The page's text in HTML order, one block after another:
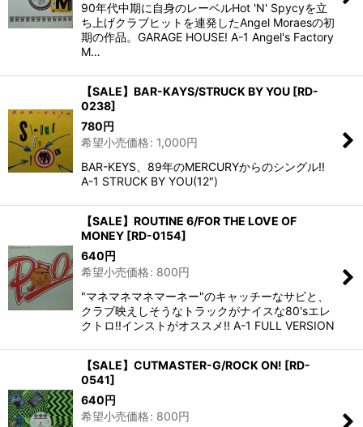
90年代中期に自身のレーベルHot 'N' Spycyを立
ち上げクラブヒットを連発したAngel Moraesの初
期の作品。GARAGE HOUSE! A-1 Angel's Factory
M…
【SALE】BAR-KAYS/STRUCK BY YOU [RD-
0238]
780円
希望小売価格: 1,000円
BAR-KEYS、89年のMERCURYからのシングル!!
A-1 STRUCK BY YOU(12")
【SALE】ROUTINE 6/FOR THE LOVE OF
MONEY [RD-0154]
640円
希望小売価格: 800円
"マネマネマネマーネー"のキャッチーなサビと、
クラブ映えしそうなトラックがナイスな80'sエレ
クトロ!!インストがオススメ!! A-1 FULL VERSION
【SALE】CUTMASTER-G/ROCK ON! [RD-
0541]
640円
希望小売価格: 800円